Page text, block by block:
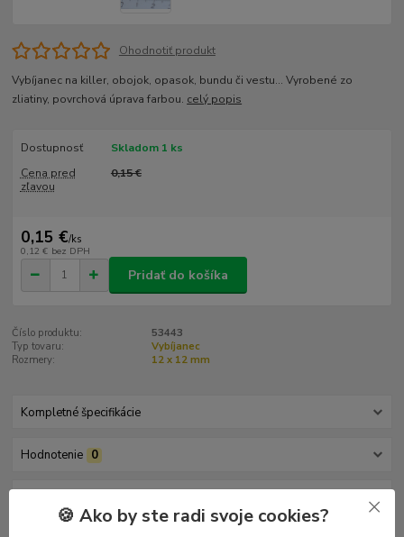
Ohodnotiť produkt
Vybíjanec na killer, obojok, opasok, bundu či vestu... Vyrobené zo
zliatiny, povrchová úprava farbou. celý popis
Dostupnosť
Skladom 1 ks
Cena pred
zľavou
0,15 €
0,15 €/ks
0,12 € bez DPH
Pridať do košíka
Číslo produktu:
53443
Typ tovaru:
Vybíjanec
Rozmery:
12 x 12 mm
Kompletné špecifikácie
Hodnotenie 0
🍪 Ako by ste radi svoje cookies?